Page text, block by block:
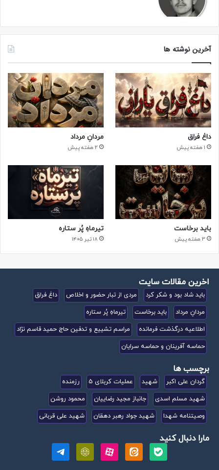
آخرین نوشته ها
داغ فراق
1 هفته پیش
مردانِ مرداد
2 هفته پیش
باید برخاست
3 هفته پیش
تیرماهِ پُر ستاره
۱۸ تیر ۱۴۰۵
اخرین مقالات سایت
باید شاد بود و شکر کرد مردی از تبار حضور و اخلاص
داغ فراق
مردانِ مرداد
باید برخاست
تیرماهِ پُر ستاره
اطلاعیه درگذشت فرمانده
مراسم تشییع و تدفین حاج حمید قاسم نژاد
حماسه آفرینان و حماسه سرایان
برچسب ها
گردان علی اکبر شهید عملیات کربلای 5
رزمنده
شهید مسلم اسدی
جانباز مجید رضاییان
محمود روشن
وصیتنامه شهدا
شهید جواد رهبر دهقان شهید علی قربانی
مارا دنبال کنید